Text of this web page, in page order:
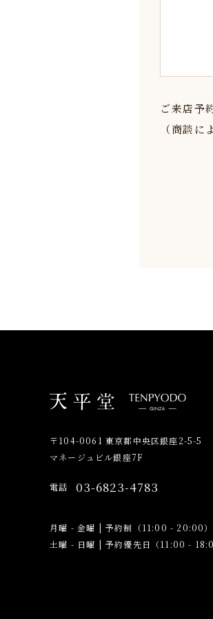
ご来店予
（商談
〒104-0061 東京都中央区銀座2-5-5
マネージュビル銀座7F
電話 03-6823-4783
月曜 - 金曜 |予約制（11:00 - 20:00）
土曜 - 日曜 |予約優先日（11:00 -